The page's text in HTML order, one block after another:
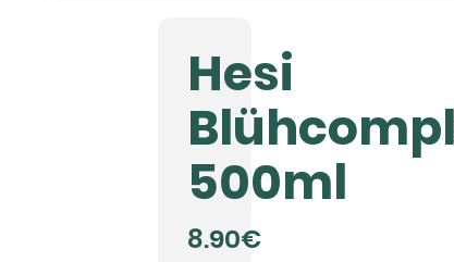
Umluft-Ventilatoren
Rohrventilatoren
Hesi
500ml
8.90€